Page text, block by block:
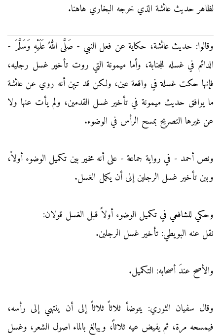
لظاهر حديث عائشة الذي خرجه البخاري هاهنا.
وقالوا: حديث عائشة، حكاية عن فعل النبي - صَلَّى اللهُ عَلَيْهِ وَسَلَّمَ -
الدائم في غسله للجنابة، وأما ميمونة التي روت تأخير غسل رجليه،
فإنها حكت غسلة في واقعة عين، ولكن قد تبين أنه روي عن عائشة
ما يوافق حديث ميمونة في تأخير غسل القدمين، ولم يأت عنها ولا
عن غيرها التصريح بمسح الرأس في الوضوء.
ونص أحمد - في رواية جماعة - على أنه مخير بين تكميل الوضوء أولاً،
وبين تأخير غسل الرجلين إلى أن يكمل الغسل.
وحكي للشافعي في تكميل الوضوء أولاً قبل الغسل قولان:
نقل عنه البويطي: تأخير غسل الرجلين.
والأصح عندَ أصحابه: التكميل.
وقال سفيان الثوري: يتوضأ ثلاثاً ثلاثاً إلى أن ينتهي إلى رأسه،
فيمسحه مرة، ثم يفيض عيه ثلاثاً، ويبالغ بالماء اصول الشعر، وغسل